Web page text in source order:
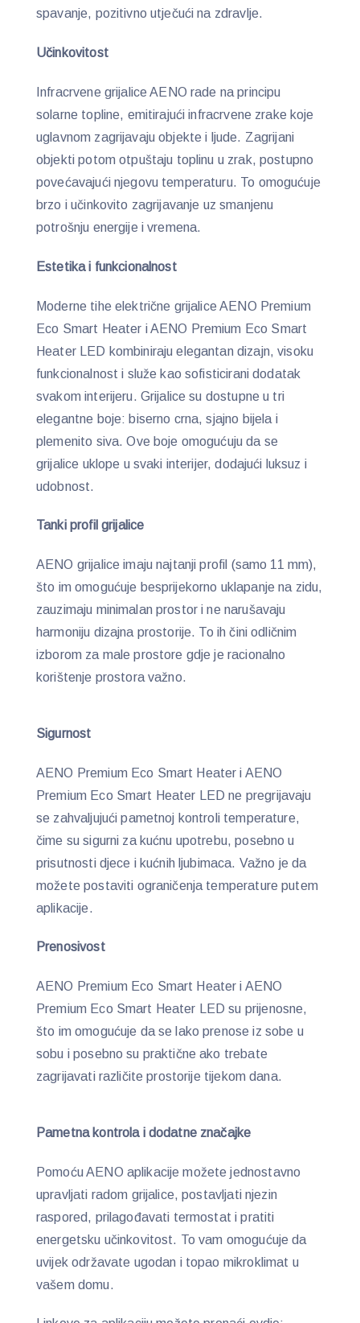
spavanje, pozitivno utječući na zdravlje.
Učinkovitost
Infracrvene grijalice AENO rade na principu
solarne topline, emitirajući infracrvene zrake koje
uglavnom zagrijavaju objekte i ljude. Zagrijani
objekti potom otpuštaju toplinu u zrak, postupno
povećavajući njegovu temperaturu. To omogućuje
brzo i učinkovito zagrijavanje uz smanjenu
potrošnju energije i vremena.
Estetika i funkcionalnost
Moderne tihe električne grijalice AENO Premium
Eco Smart Heater i AENO Premium Eco Smart
Heater LED kombiniraju elegantan dizajn, visoku
funkcionalnost i služe kao sofisticirani dodatak
svakom interijeru. Grijalice su dostupne u tri
elegantne boje: biserno crna, sjajno bijela i
plemenito siva. Ove boje omogućuju da se
grijalice uklope u svaki interijer, dodajući luksuz i
udobnost.
Tanki profil grijalice
AENO grijalice imaju najtanji profil (samo 11 mm),
što im omogućuje besprijekorno uklapanje na zidu,
zauzimaju minimalan prostor i ne narušavaju
harmoniju dizajna prostorije. To ih čini odličnim
izborom za male prostore gdje je racionalno
korištenje prostora važno.
Sigurnost
AENO Premium Eco Smart Heater i AENO
Premium Eco Smart Heater LED ne pregrijavaju
se zahvaljujući pametnoj kontroli temperature,
čime su sigurni za kućnu upotrebu, posebno u
prisutnosti djece i kućnih ljubimaca. Važno je da
možete postaviti ograničenja temperature putem
aplikacije.
Prenosivost
AENO Premium Eco Smart Heater i AENO
Premium Eco Smart Heater LED su prijenosne,
što im omogućuje da se lako prenose iz sobe u
sobu i posebno su praktične ako trebate
zagrijavati različite prostorije tijekom dana.
Pametna kontrola i dodatne značajke
Pomoću AENO aplikacije možete jednostavno
upravljati radom grijalice, postavljati njezin
raspored, prilagođavati termostat i pratiti
energetsku učinkovitost. To vam omogućuje da
uvijek održavate ugodan i topao mikroklimat u
vašem domu.